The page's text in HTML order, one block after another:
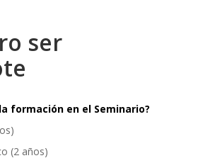
ser
formación en el Seminario?
(2 años)